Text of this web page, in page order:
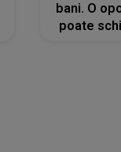
bani. O
poate